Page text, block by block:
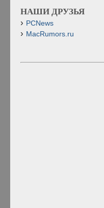
НАШИ ДРУЗЬЯ
PCNews
MacRumors.ru